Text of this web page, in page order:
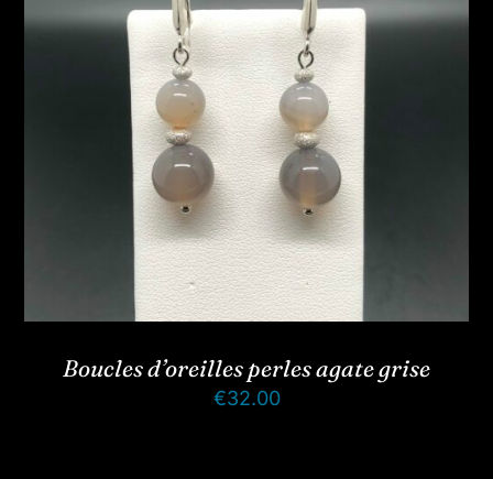
Boucles d’oreilles perles agate grise
€32.00